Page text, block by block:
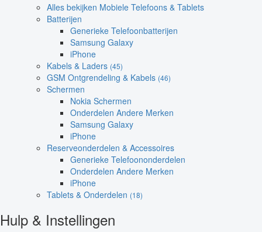
Alles bekijken Mobiele Telefoons & Tablets
Batterijen
Generieke Telefoonbatterijen
Samsung Galaxy
iPhone
Kabels & Laders (45)
GSM Ontgrendeling & Kabels (46)
Schermen
Nokia Schermen
Onderdelen Andere Merken
Samsung Galaxy
iPhone
Reserveonderdelen & Accessoires
Generieke Telefoononderdelen
Onderdelen Andere Merken
iPhone
Tablets & Onderdelen (18)
Hulp & Instellingen